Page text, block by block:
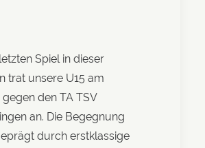
Spiel in dieser
trat unsere U15 am
gegen den TA TSV
an. Die Begegnung
durch erstklassige